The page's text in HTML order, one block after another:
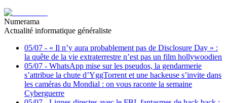
Numerama
Actualité informatique généraliste
05/07 - « Il n’y aura probablement pas de Disclosure Day » :
la quête de la vie extraterrestre n’est pas un film hollywoodien
05/07 - WhatsApp mise sur les pseudos, la gendarmerie
s’attribue la chute d’YggTorrent et une hackeuse s’invite dans
les caméras du Mondial : on vous raconte la semaine
Cyberguerre